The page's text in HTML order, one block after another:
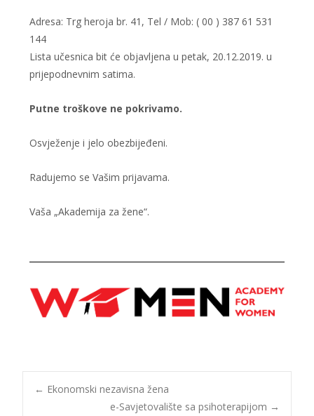
Adresa: Trg heroja br. 41, Tel / Mob: ( 00 ) 387 61 531
144
Lista učesnica bit će objavljena u petak, 20.12.2019. u
prijepodnevnim satima.
Putne troškove ne pokrivamo.
Osvježenje i jelo obezbijeđeni.
Radujemo se Vašim prijavama.
Vaša „Akademija za žene“.
← Ekonomski nezavisna žena
e-Savjetovalište sa psihoterapijom →